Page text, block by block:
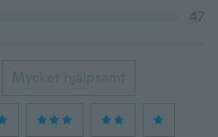
47
Mycket hjälpsamt